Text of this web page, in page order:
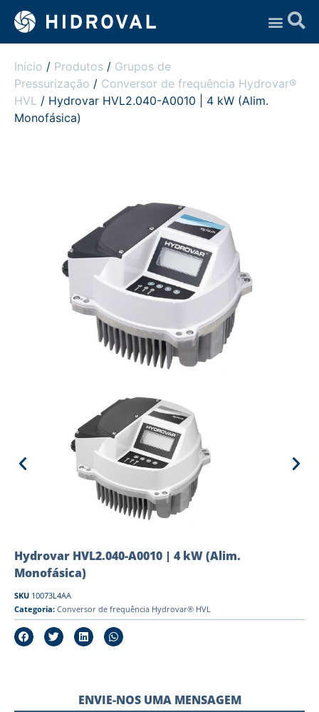
Início / Produtos / Grupos de
Pressurização / Conversor de frequência Hydrovar®
HVL / Hydrovar HVL2.040-A0010 | 4 kW (Alim.
Monofásica)
Hydrovar HVL2.040-A0010 | 4 kW (Alim.
Monofásica)
SKU 10073L4AA
Categoria: Conversor de frequência Hydrovar® HVL
ENVIE-NOS UMA MENSAGEM